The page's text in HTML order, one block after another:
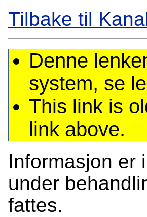
Tilbake til
Denne
system, se
This link is
link above.
Informasjon er
under
fattes.